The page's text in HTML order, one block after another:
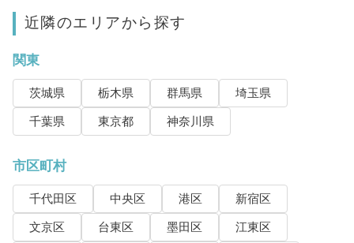
近隣のエリアから探す
関東
茨城県 栃木県 群馬県
埼玉県
千葉県
東京都 神奈川県
市区町村
千代田区 中央区 港区
新宿区
文京区
台東区 墨田区
江東区